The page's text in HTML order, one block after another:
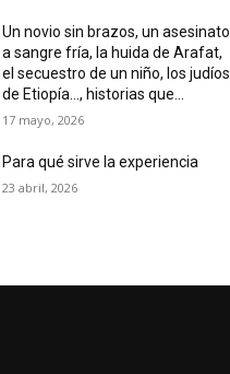
Un novio sin brazos, un asesinato
a sangre fría, la huida de Arafat,
el secuestro de un niño, los judíos
de Etiopía…, historias que...
17 mayo, 2026
Para qué sirve la experiencia
23 abril, 2026